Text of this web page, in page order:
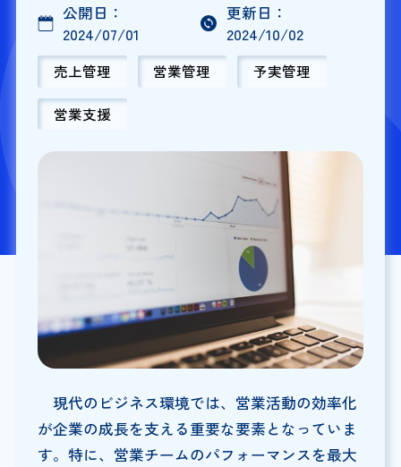
公開日：
2024/07/01
更新日：
2024/10/02
売上管理 営業管理 予実管理
営業支援
現代のビジネス環境では、営業活動の効率化
が企業の成長を支える重要な要素となっていま
す。特に、営業チームのパフォーマンスを最大